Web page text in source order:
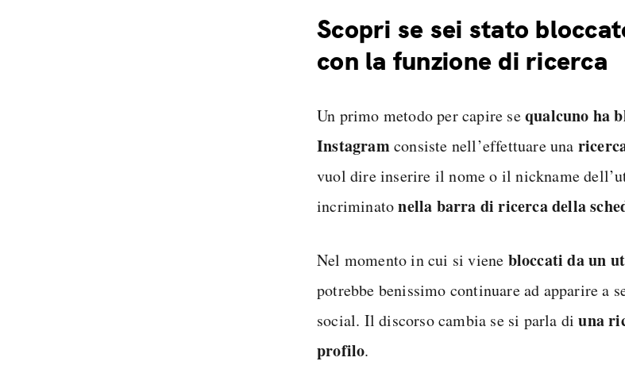
Scopri se sei stato
con la funzione di ricerca
Un primo metodo per capire sequalcuno ha
Instagramconsiste nell’effettuare una
vuol dire inserire il nome o il nickname
incriminatonella barra di ricerca della
Nel momento in cui si viene bloccati da un
potrebbe benissimo continuare ad apparire a
social. Il discorso cambia se si parla diuna
profilo.